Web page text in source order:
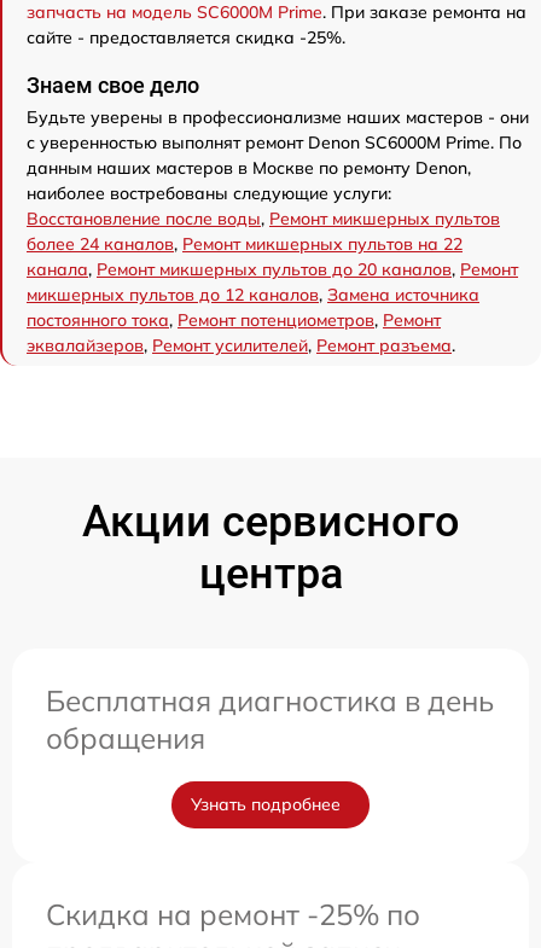
запчасть на модель SC6000M Prime. При заказе ремонта на
сайте - предоставляется скидка -25%.
Знаем свое дело
Будьте уверены в профессионализме наших мастеров - они
с уверенностью выполнят ремонт Denon SC6000M Prime. По
данным наших мастеров в Москве по ремонту Denon,
наиболее востребованы следующие услуги:
Восстановление после воды, Ремонт микшерных пультов
более 24 каналов, Ремонт микшерных пультов на 22
канала, Ремонт микшерных пультов до 20 каналов, Ремонт
микшерных пультов до 12 каналов, Замена источника
постоянного тока, Ремонт потенциометров, Ремонт
эквалайзеров, Ремонт усилителей, Ремонт разъема.
Акции сервисного
центра
Бесплатная диагностика в день
обращения
Узнать подробнее
Скидка на ремонт -25% по